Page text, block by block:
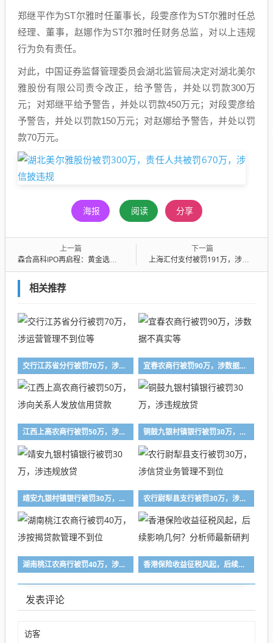
郑继平作为ST尔雅时任董事长，段雯彦作为ST尔雅时任总
经理、董事，赵娜作为ST尔雅时任财务总监，对以上违规
行为负有责任。
对此，中国证券监督管理委员会湖北监管局决定对湖北美尔
雅股份有限公司责令改正，给予警告，并处以罚款300万
元；对郑继平给予警告，并处以罚款450万元；对段雯彦给
予警告，并处以罚款150万元；对赵娜给予警告，并处以罚
款70万元。
海报 阅读 分享
上一篇
森合高科IPO再启程：黄金选矿剂占95%收入，北交所能否助其“炼金成钢”？
下一篇
上海汇付支付被罚191万，涉违反支付结算及反洗钱规定
相关推荐
交行江苏省分行被罚70万，涉运营管理不到位等 宜春农商行被罚90万，涉数据不真实等
江西上高农商行被罚50万，涉向关系人发放信用贷款 铜鼓九银村镇银行被罚30万，涉违规放贷
靖安九银村镇银行被罚30万，涉违规放贷 农行尉犁县支行被罚30万，涉信贷业务管理不到位
湖南桃江农商行被罚40万，涉按揭贷款管理不到位 香港保险收益征税风起，后续影响几何？分析师最新研判
发表评论